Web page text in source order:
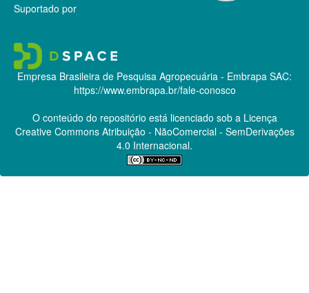
Suportado por
Empresa Brasileira de Pesquisa Agropecuária - Embrapa SAC:
https://www.embrapa.br/fale-conosco
O conteúdo do repositório está licenciado sob a Licença
Creative CommonsAtribuição - NãoComercial - SemDerivações
4.0 Internacional.